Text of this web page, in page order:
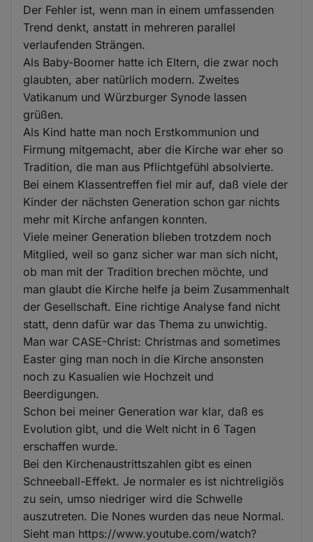
Der Fehler ist, wenn man in einem umfassenden
Trend denkt, anstatt in mehreren parallel
verlaufenden Strängen.
Als Baby-Boomer hatte ich Eltern, die zwar noch
glaubten, aber natürlich modern. Zweites
Vatikanum und Würzburger Synode lassen
grüßen.
Als Kind hatte man noch Erstkommunion und
Firmung mitgemacht, aber die Kirche war eher so
Tradition, die man aus Pflichtgefühl absolvierte.
Bei einem Klassentreffen fiel mir auf, daß viele der
Kinder der nächsten Generation schon gar nichts
mehr mit Kirche anfangen konnten.
Viele meiner Generation blieben trotzdem noch
Mitglied, weil so ganz sicher war man sich nicht,
ob man mit der Tradition brechen möchte, und
man glaubt die Kirche helfe ja beim Zusammenhalt
der Gesellschaft. Eine richtige Analyse fand nicht
statt, denn dafür war das Thema zu unwichtig.
Man war CASE-Christ: Christmas and sometimes
Easter ging man noch in die Kirche ansonsten
noch zu Kasualien wie Hochzeit und
Beerdigungen.
Schon bei meiner Generation war klar, daß es
Evolution gibt, und die Welt nicht in 6 Tagen
erschaffen wurde.
Bei den Kirchenaustrittszahlen gibt es einen
Schneeball-Effekt. Je normaler es ist nichtreligiös
zu sein, umso niedriger wird die Schwelle
auszutreten. Die Nones wurden das neue Normal.
Sieht man https://www.youtube.com/watch?